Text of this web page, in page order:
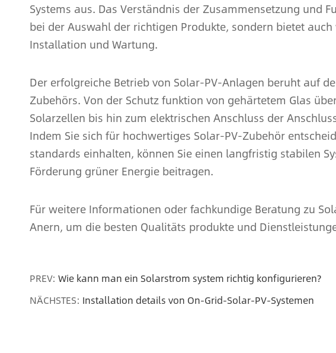
Systems aus. Das Verständnis der Zusammensetzung und
bei der Auswahl der richtigen Produkte, sondern bietet
Installation und Wartung.
Der erfolgreiche Betrieb von Solar-PV-Anlagen beruht auf
Zubehörs. Von der Schutz funktion von gehärtetem Glas
Solarzellen bis hin zum elektrischen Anschluss der
Indem Sie sich für hochwertiges Solar-PV-Zubehör
standards einhalten, können Sie einen langfristig stabilen
Förderung grüner Energie beitragen.
Für weitere Informationen oder fachkundige Beratung zu
Anern, um die besten Qualitäts produkte und
PREV: Wie kann man ein Solarstrom system richtig konfigurieren?
NÄCHSTES: Installation details von On-Grid-Solar-PV-Systemen